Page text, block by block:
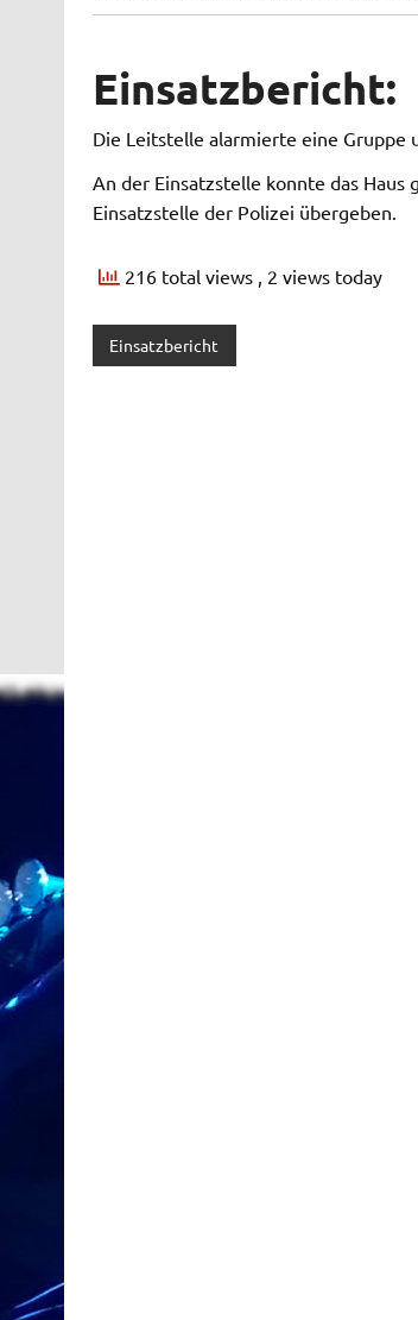
Einsatzbericht:
Die Leitstelle alarmierte eine Gruppe
An der Einsatzstelle konnte das
Einsatzstelle der Polizei übergeben.
216 total views , 2 views today
Einsatzbericht